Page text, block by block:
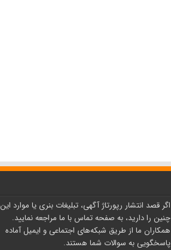
اگر قصد انتشار رپورتاژ آگهی، تبلیغات بنری یا موارد این
چنین را دارید، به صفحه تماس با ما مراجعه نمایید.
همکاران ما از طریق شبکه‌های اجتماعی و ایمیل آماده
پاسخگویی به سوالات شما هستند.